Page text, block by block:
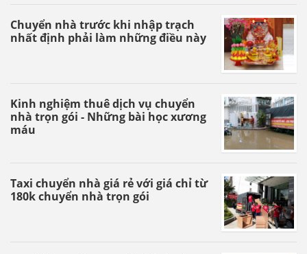
Chuyển nhà trước khi nhập trạch
nhất định phải làm những điều này
Kinh nghiệm thuê dịch vụ chuyển
nhà trọn gói - Những bài học xương
máu
Taxi chuyển nhà giá rẻ với giá chỉ từ
180k chuyển nhà trọn gói